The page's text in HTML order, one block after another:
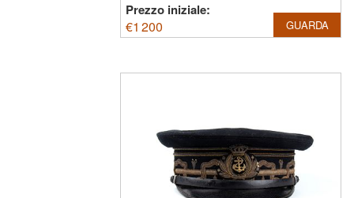
Prezzo iniziale:
€1 200 GUARDA